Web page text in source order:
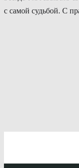
с самой судьбой. С